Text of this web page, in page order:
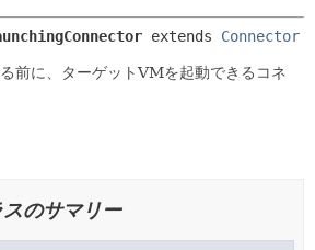
extends Connector
前に、ターゲットVMを起動できるコネ
のサマリー